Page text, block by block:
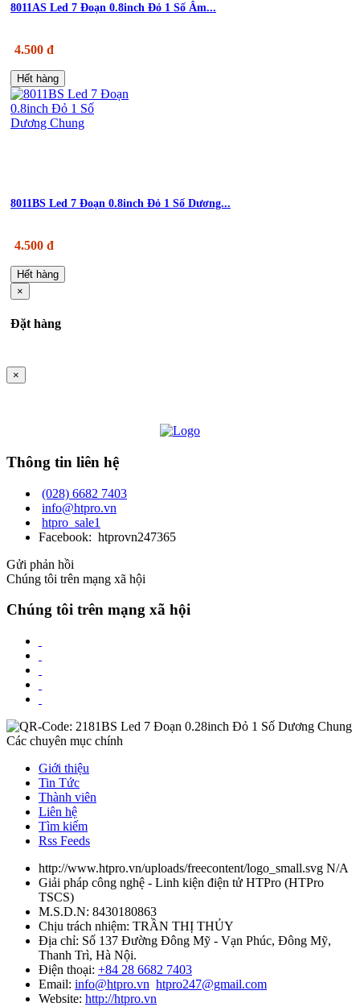
8011AS Led 7 Đoạn 0.8inch Đỏ 1 Số Âm...
4.500 đ
Hết hàng
8011BS Led 7 Đoạn 0.8inch Đỏ 1 Số Dương...
4.500 đ
Hết hàng
×
Đặt hàng
×
Thông tin liên hệ
(028) 6682 7403
info@htpro.vn
htpro_sale1
Facebook: htprovn247365
Gửi phản hồi
Chúng tôi trên mạng xã hội
Chúng tôi trên mạng xã hội
Các chuyên mục chính
Giới thiệu
Tin Tức
Thành viên
Liên hệ
Tìm kiếm
Rss Feeds
http://www.htpro.vn/uploads/freecontent/logo_small.svg N/A
Giải pháp công nghệ - Linh kiện điện tử HTPro (HTPro
TSCS)
M.S.D.N: 8430180863
Chịu trách nhiệm: TRẦN THỊ THỦY
Địa chỉ: Số 137 Đường Đông Mỹ - Vạn Phúc, Đông Mỹ,
Thanh Trì, Hà Nội.
Điện thoại: +84 28 6682 7403
Email: info@htpro.vn htpro247@gmail.com
Website: http://htpro.vn